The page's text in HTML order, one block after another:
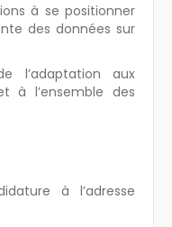
à se positionner
des données sur
l’adaptation aux
à l’ensemble des
à l’adresse